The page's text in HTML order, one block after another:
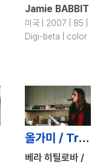
Jamie BABBIT
미국 | 2007 | 85 |
Digi-beta | color
올가미 / Traps
베라 히틸로바 /